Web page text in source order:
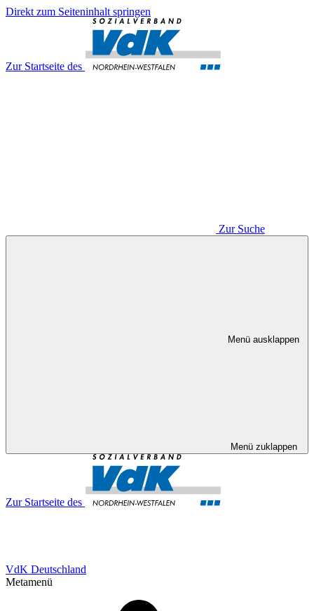
Direkt zum Seiteninhalt springen
Zur Startseite des
Zur Suche
Menü ausklappen
Menü zuklappen
Zur Startseite des
VdK Deutschland
Metamenü